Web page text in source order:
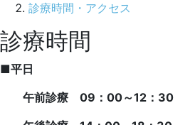
診療時間・アクセス
2013
年
診療時間
■平日
午前診療 09：00～12：30